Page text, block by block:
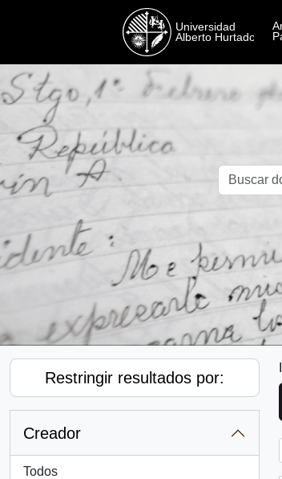
Restringir resultados por:
Creador
Todos